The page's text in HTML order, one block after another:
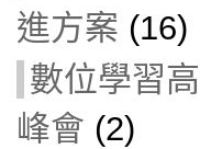
進方案 (16)
數位學習高
峰會 (2)